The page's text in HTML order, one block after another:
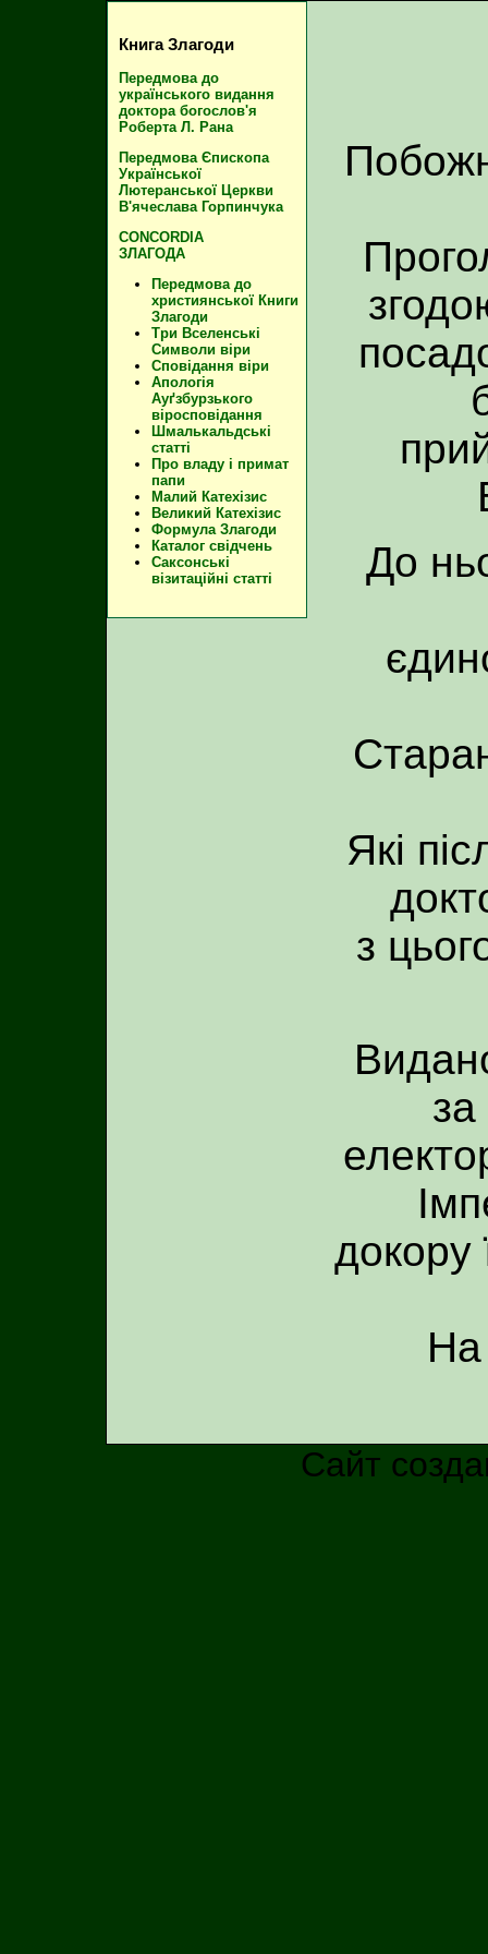
Книга Злагоди
Передмова до
українського видання
доктора богослов'я
Роберта Л. Рана
Передмова Єпископа
Української
Лютеранської Церкви
В'ячеслава Горпинчука
CONCORDIA
ЗЛАГОДА
Передмова до
християнської Книги
Злагоди
Три Вселенські
Символи віри
Сповідання віри
Апологія
Ауґзбурзького
віросповідання
Шмалькальдські
статті
Про владу і примат
папи
Малий Катехізис
Великий Катехізис
Формула Злагоди
Каталог свідчень
Саксонські
візитаційні статті
До
Які
з
докору
На
Сайт